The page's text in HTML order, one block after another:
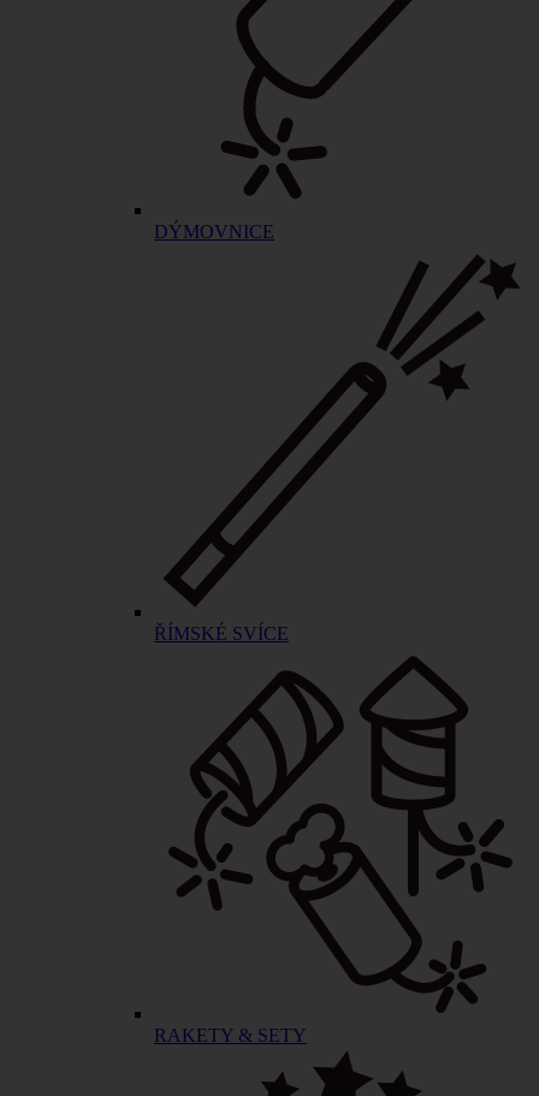
DÝMOVNICE
ŘÍMSKÉ SVÍCE
RAKETY & SETY